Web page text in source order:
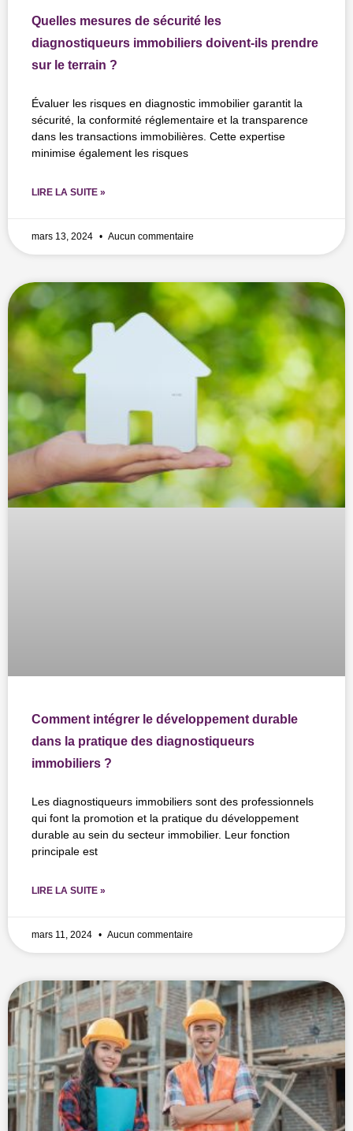
Quelles mesures de sécurité les
diagnostiqueurs immobiliers doivent-ils prendre
sur le terrain ?
Évaluer les risques en diagnostic immobilier garantit la
sécurité, la conformité réglementaire et la transparence
dans les transactions immobilières. Cette expertise
minimise également les risques
LIRE LA SUITE »
mars 13, 2024 Aucun commentaire
Comment intégrer le développement durable
dans la pratique des diagnostiqueurs
immobiliers ?
Les diagnostiqueurs immobiliers sont des professionnels
qui font la promotion et la pratique du développement
durable au sein du secteur immobilier. Leur fonction
principale est
LIRE LA SUITE »
mars 11, 2024 Aucun commentaire